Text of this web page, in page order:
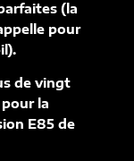
(la
pour
de vingt
la
E85 de